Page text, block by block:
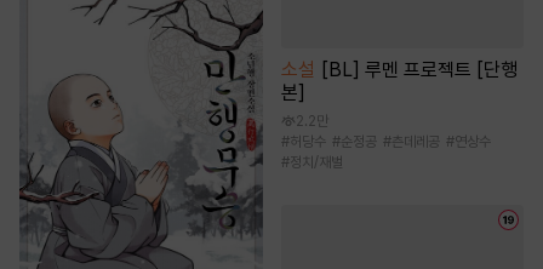
소설 [BL] 루멘 프로젝트 [단행
본]
2.2만
#허당수 #순정공 #츤데레공 #연상수
#정치/재벌